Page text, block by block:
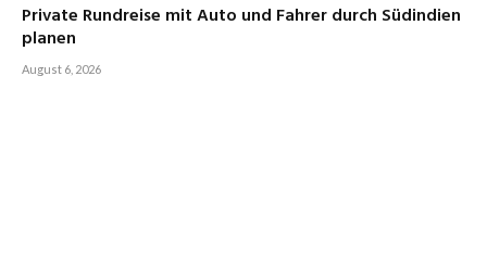
Private Rundreise mit Auto und Fahrer durch Südindien
planen
August 6, 2026